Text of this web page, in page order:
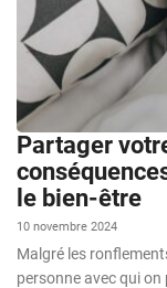
Partager
le bien-être
10 novembre 2024
Malgré les
personne avec qui